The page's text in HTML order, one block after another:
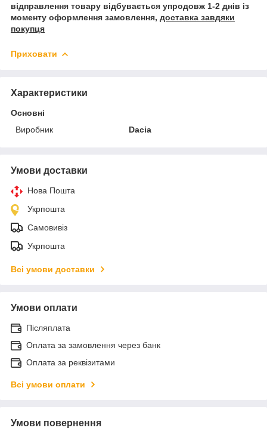
відправлення товару відбувається упродовж 1-2 днів із
моменту оформлення замовлення, доставка завдяки
покупця
Приховати
Характеристики
Основні
Виробник
Dacia
Умови доставки
Нова Пошта
Укрпошта
Самовивіз
Укрпошта
Всі умови доставки
Умови оплати
Післяплата
Оплата за замовлення через банк
Оплата за реквізитами
Всі умови оплати
Умови повернення